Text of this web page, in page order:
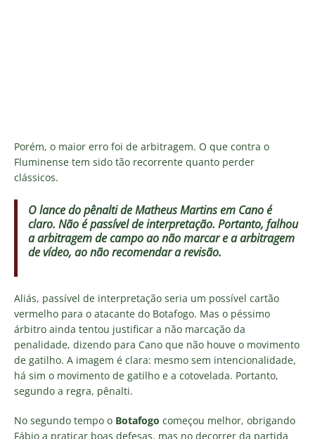
Porém, o maior erro foi de arbitragem. O que contra o
Fluminense tem sido tão recorrente quanto perder
clássicos.
O lance do pênalti de Matheus Martins em Cano é
claro. Não é passível de interpretação. Portanto, falhou
a arbitragem de campo ao não marcar e a arbitragem
de vídeo, ao não recomendar a revisão.
Aliás, passível de interpretação seria um possível cartão
vermelho para o atacante do Botafogo. Mas o péssimo
árbitro ainda tentou justificar a não marcação da
penalidade, dizendo para Cano que não houve o movimento
de gatilho. A imagem é clara: mesmo sem intencionalidade,
há sim o movimento de gatilho e a cotovelada. Portanto,
segundo a regra, pênalti.
No segundo tempo o Botafogo começou melhor, obrigando
Fábio a praticar boas defesas, mas no decorrer da partida